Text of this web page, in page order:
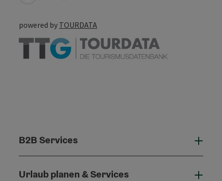
powered by TOURDATA
B2B Services
Urlaub planen & Services